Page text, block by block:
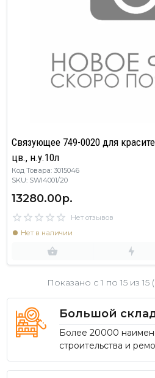
Связующее 749-0020 для
цв., н.у.10л
Код Товара: 3015046
SKU: SWI4001/20
13280.00р.
Нет отзывов
Нет в наличии
Показано с 1 по15 из 15
Большой
Более 20000
строительства и